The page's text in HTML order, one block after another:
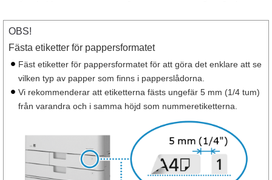
OBS!
Fästa etiketter för pappersformatet
Fäst etiketter för pappersformatet för att göra det enklare att se
vilken typ av papper som finns i papperslådorna.
Vi rekommenderar att etiketterna fästs ungefär 5 mm (1/4 tum)
från varandra och i samma höjd som nummeretiketterna.